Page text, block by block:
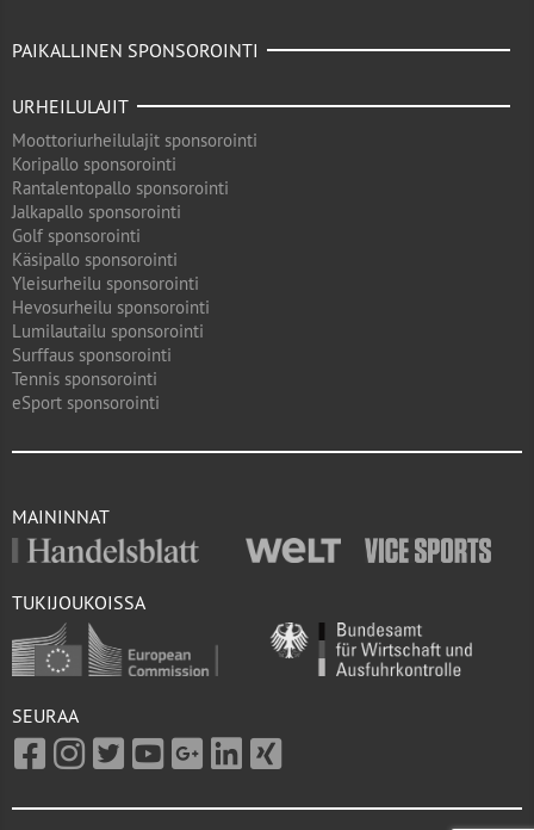
PAIKALLINEN SPONSOROINTI
URHEILULAJIT
Moottoriurheilulajit sponsorointi
Koripallo sponsorointi
Rantalentopallo sponsorointi
Jalkapallo sponsorointi
Golf sponsorointi
Käsipallo sponsorointi
Yleisurheilu sponsorointi
Hevosurheilu sponsorointi
Lumilautailu sponsorointi
Surffaus sponsorointi
Tennis sponsorointi
eSport sponsorointi
MAININNAT
TUKIJOUKOISSA
SEURAA